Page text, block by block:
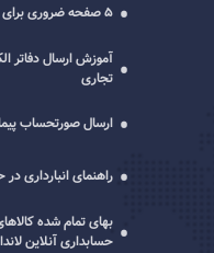
5 صفحه ضروری برای فروشگاه اینترنتی
آموزش ارسال دفاتر
تجاری
ارسال صورتحساب
راهنمای انبارداری در
بهای تمام شده
حسابداری آنلاین لاندا